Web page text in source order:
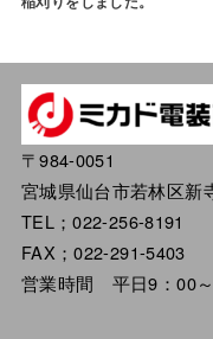
〒984-0051
宮城県仙台市若林区新
TEL；022-256-8191
FAX；022-291-5403
営業時間 平日9：00